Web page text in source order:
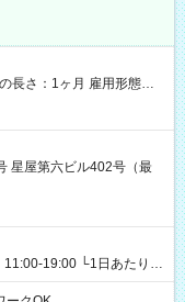
長さ：1ヶ月 雇用形態、
星屋第六ビル402号（最
11:00-19:00 └1日あたりの
あれば、いつでも勤務可
日でご勤務いただけま